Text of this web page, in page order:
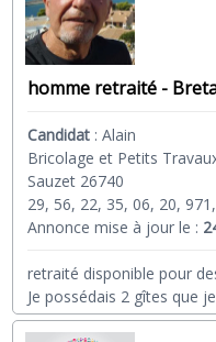
homme retraité -
Candidat :Alain
Bricolage et Petits
Sauzet 26740
29, 56, 22, 35, 06, 20,
Annonce mise à jour le :
retraité disponible pour
Je possédais 2 gîtes que